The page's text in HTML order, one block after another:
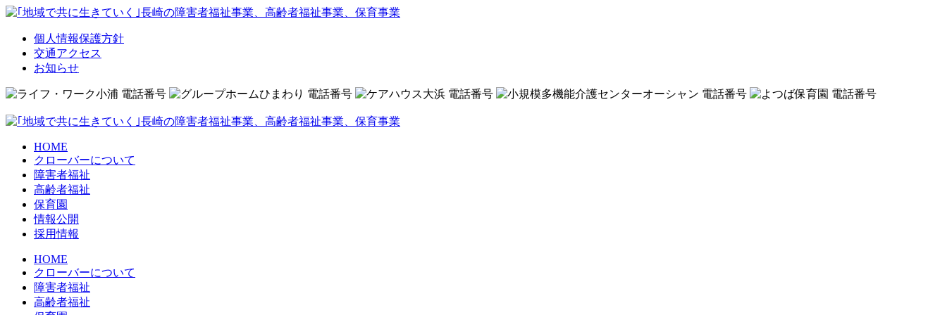
個人情報保護方針
交通アクセス
お知らせ
HOME
クローバーについて
障害者福祉
高齢者福祉
保育園
情報公開
採用情報
HOME
クローバーについて
障害者福祉
高齢者福祉